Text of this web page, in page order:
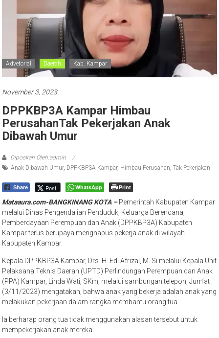
Advetorial Daerah Kab. Kampar
November 3, 2023
DPPKBP3A Kampar Himbau
PerusahanTak Pekerjakan Anak
Dibawah Umur
Diposkan Oleh:admin
Anak Dibawah Umur, DPPKBP3A Kampar, Himbau Perusahan,Tak Pekerjakan
Share Post WhatsApp Print
Mataaura.com-BANGKINANG KOTA –Pemerintah Kabupaten Kampar
melalui Dinas Pengendalian Penduduk, Keluarga Berencana,
Pemberdayaan Perempuan dan Anak (DPPKBP3A) Kabupaten
Kampar terus berupaya menghapus pekerja anak di wilayah
Kabupaten Kampar.
Kepala DPPKBP3A Kampar, Drs. H. Edi Afrizal, M. Si melalui Kepala Unit
Pelaksana Teknis Daerah (UPTD) Perlindungan Perempuan dan Anak
(PPA) Kampar, Linda Wati, SKm, melalui sambungan telepon, Jum’at
(3/11/2023) mengatakan, bahwa anak yang bekerja adalah anak yang
melakukan pekerjaan dalam rangka membantu orang tua.
Ia berharap orang tua tidak menggunakan alasan tersebut untuk
mempekerjakan anak mereka.